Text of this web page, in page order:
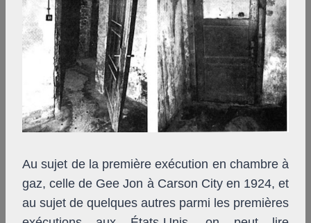
Au sujet de la première exécution en chambre à
gaz, celle de Gee Jon à Carson City en 1924, et
au sujet de quelques autres parmi les premières